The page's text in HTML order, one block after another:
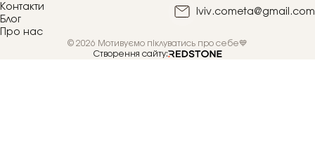
Контакти
Блог
Про нас
lviv.cometa@gmail.com
© 2026 Мотивуємо піклуватись про себе💙
Створення сайту: